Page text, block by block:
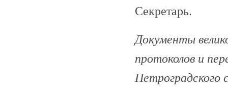
Секретарь.
Документы
протоколов и